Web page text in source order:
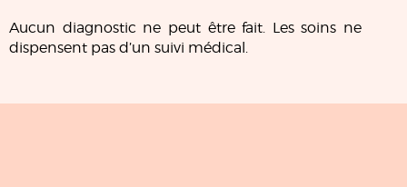
Aucun diagnostic ne peut être fait. Les soins ne
dispensent pas d’un suivi médical.